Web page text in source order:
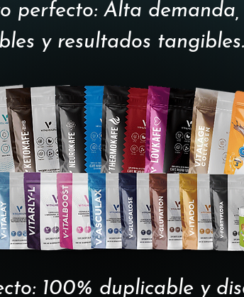
perfecto: Alta demanda,
y resultados tangibles.
100% duplicable y